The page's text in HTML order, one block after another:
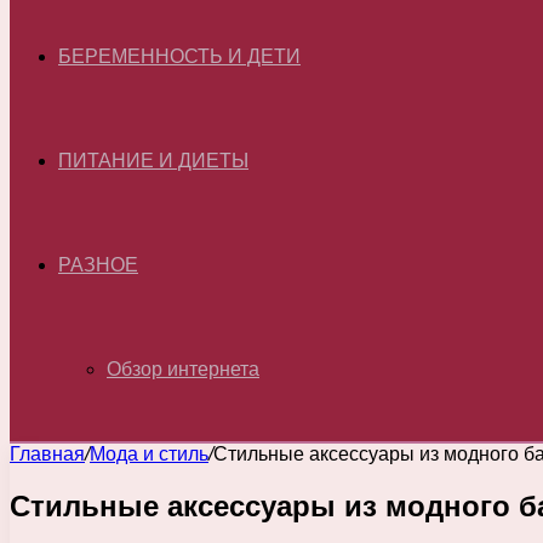
БЕРЕМЕННОСТЬ И ДЕТИ
ПИТАНИЕ И ДИЕТЫ
РАЗНОЕ
Обзор интернета
Главная/Мода и стиль/Стильные аксессуары из модного
Стильные аксессуары из модного